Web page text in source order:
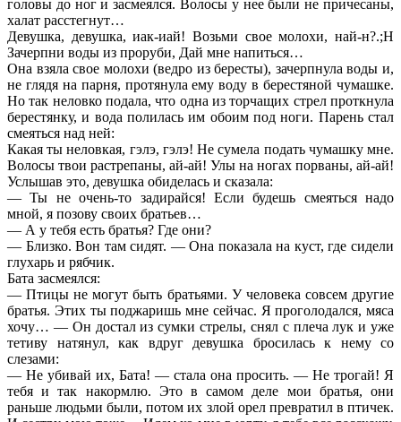
головы до ног и засмеялся. Волосы у нее были не причесаны,
халат расстегнут…
Девушка, девушка, иак-иай! Возьми свое молохи, най-н?.;Н
Зачерпни воды из проруби, Дай мне напиться…
Она взяла свое молохи (ведро из бересты), зачерпнула воды и,
не глядя на парня, протянула ему воду в берестяной чумашке.
Но так неловко подала, что одна из торчащих стрел проткнула
берестянку, и вода полилась им обоим под ноги. Парень стал
смеяться над ней:
Какая ты неловкая, гэлэ, гэлэ! Не сумела подать чумашку мне.
Волосы твои растрепаны, ай-ай! Улы на ногах порваны, ай-ай!
Услышав это, девушка обиделась и сказала:
— Ты не очень-то задирайся! Если будешь смеяться надо
мной, я позову своих братьев…
— А у тебя есть братья? Где они?
— Близко. Вон там сидят. — Она показала на куст, где сидели
глухарь и рябчик.
Бата засмеялся:
— Птицы не могут быть братьями. У человека совсем другие
братья. Этих ты поджаришь мне сейчас. Я проголодался, мяса
хочу… — Он достал из сумки стрелы, снял с плеча лук и уже
тетиву натянул, как вдруг девушка бросилась к нему со
слезами:
— Не убивай их, Бата! — стала она просить. — Не трогай! Я
тебя и так накормлю. Это в самом деле мои братья, они
раньше людьми были, потом их злой орел превратил в птичек.